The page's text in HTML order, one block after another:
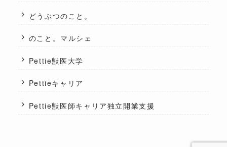
どうぶつのこと。
のこと。マルシェ
Pettie獣医大学
Pettieキャリア
Pettie獣医師キャリア独立開業支援